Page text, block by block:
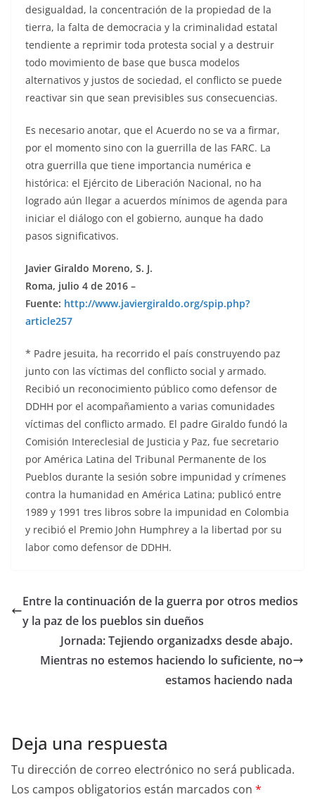
desigualdad, la concentración de la propiedad de la
tierra, la falta de democracia y la criminalidad estatal
tendiente a reprimir toda protesta social y a destruir
todo movimiento de base que busca modelos
alternativos y justos de sociedad, el conflicto se puede
reactivar sin que sean previsibles sus consecuencias.
Es necesario anotar, que el Acuerdo no se va a firmar,
por el momento sino con la guerrilla de las FARC. La
otra guerrilla que tiene importancia numérica e
histórica: el Ejército de Liberación Nacional, no ha
logrado aún llegar a acuerdos mínimos de agenda para
iniciar el diálogo con el gobierno, aunque ha dado
pasos significativos.
Javier Giraldo Moreno, S. J.
Roma, julio 4 de 2016 –
Fuente: http://www.javiergiraldo.org/spip.php?
article257
* Padre jesuita, ha recorrido el país construyendo paz
junto con las víctimas del conflicto social y armado.
Recibió un reconocimiento público como defensor de
DDHH por el acompañamiento a varias comunidades
víctimas del conflicto armado. El padre Giraldo fundó la
Comisión Intereclesial de Justicia y Paz, fue secretario
por América Latina del Tribunal Permanente de los
Pueblos durante la sesión sobre impunidad y crímenes
contra la humanidad en América Latina; publicó entre
1989 y 1991 tres libros sobre la impunidad en Colombia
y recibió el Premio John Humphrey a la libertad por su
labor como defensor de DDHH.
Entre la continuación de la guerra por otros medios
y la paz de los pueblos sin dueños
Jornada: Tejiendo organizadxs desde abajo.
Mientras no estemos haciendo lo suficiente, no
estamos haciendo nada
Deja una respuesta
Tu dirección de correo electrónico no será publicada.
Los campos obligatorios están marcados con *